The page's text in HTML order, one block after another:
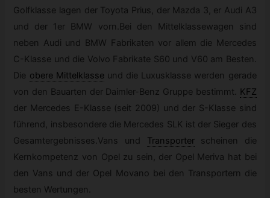
Golfklasse lagen der Toyota Prius, der Mazda 3, er Audi A3
und der 1er BMW vorn.Bei den Mittelklassewagen sind
neben Audi und BMW Fabrikaten vor allem die Mercedes
C-Klasse und die Volvo Fabrikate S60 und V60 am Besten.
Die obere Mittelklasse und die Luxusklasse werden gerade
von den Bauarten der Daimler-Benz Gruppe bestimmt. KFZ
der Mercedes E-Klasse (seit 2009) und der S-Klasse sind
führend, insbesondere die Mercedes SLK ist der Sieger des
Gesamtergebnisses.Vans und
Transporter
scheinen die
Kernkompetenz von Opel zu sein, der Opel Meriva hat bei
den Vans und der Opel Movano bei den Transportern die
besten Wertungen.